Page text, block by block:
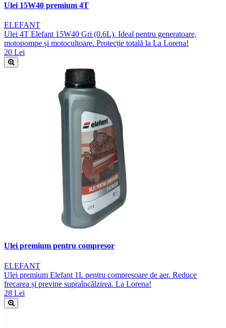
Ulei 15W40 premium 4T
ELEFANT
Ulei 4T Elefant 15W40 Gri (0.6L). Ideal pentru generatoare,
motopompe și motocultoare. Protecție totală la La Lorena!
20 Lei
Ulei premium pentru compresor
ELEFANT
Ulei premium Elefant 1L pentru compresoare de aer. Reduce
frecarea și previne supraîncălzirea. La Lorena!
28 Lei